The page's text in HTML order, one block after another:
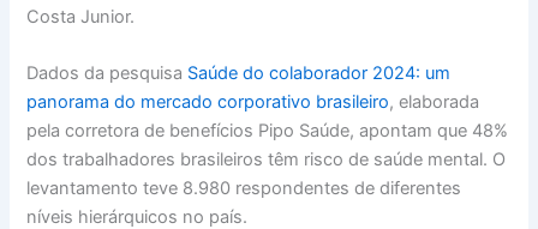
Costa Junior.
Dados da pesquisa Saúde do colaborador 2024: um
panorama do mercado corporativo brasileiro, elaborada
pela corretora de benefícios Pipo Saúde, apontam que 48%
dos trabalhadores brasileiros têm risco de saúde mental. O
levantamento teve 8.980 respondentes de diferentes
níveis hierárquicos no país.